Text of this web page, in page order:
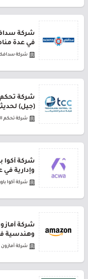
شركة
في عدة
شركة
شركة تحكم
(جيل)
شركة تحكم
شركة أكوا
وإدارية
شركة أكوا باور
شركة
وهندسية
شركة أمازون